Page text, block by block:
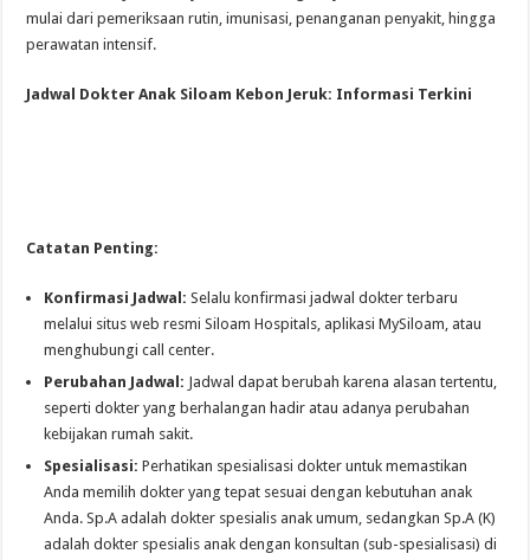
mulai dari pemeriksaan rutin, imunisasi, penanganan penyakit, hingga
perawatan intensif.
Jadwal Dokter Anak Siloam Kebon Jeruk: Informasi Terkini
Catatan Penting:
Konfirmasi Jadwal: Selalu konfirmasi jadwal dokter terbaru
melalui situs web resmi Siloam Hospitals, aplikasi MySiloam, atau
menghubungi call center.
Perubahan Jadwal: Jadwal dapat berubah karena alasan tertentu,
seperti dokter yang berhalangan hadir atau adanya perubahan
kebijakan rumah sakit.
Spesialisasi: Perhatikan spesialisasi dokter untuk memastikan
Anda memilih dokter yang tepat sesuai dengan kebutuhan anak
Anda. Sp.A adalah dokter spesialis anak umum, sedangkan Sp.A (K)
adalah dokter spesialis anak dengan konsultan (sub-spesialisasi) di